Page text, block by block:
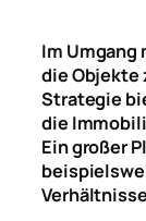
Im
die Objekte
Strategie
die
Ein großer